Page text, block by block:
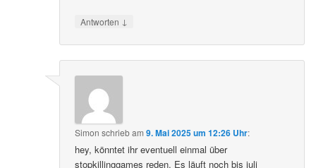
Antworten ↓
Simon schriebam9. Mai 2025 um 12:26 Uhr:
hey, könntet ihr eventuell einmal über
stopkillinggames reden. Es läuft noch bis juli